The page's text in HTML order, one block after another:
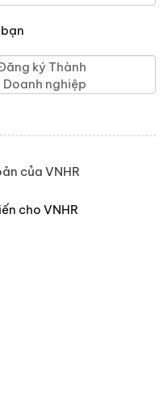
ký Thành
Doanh nghiệp
của VNHR
cho VNHR